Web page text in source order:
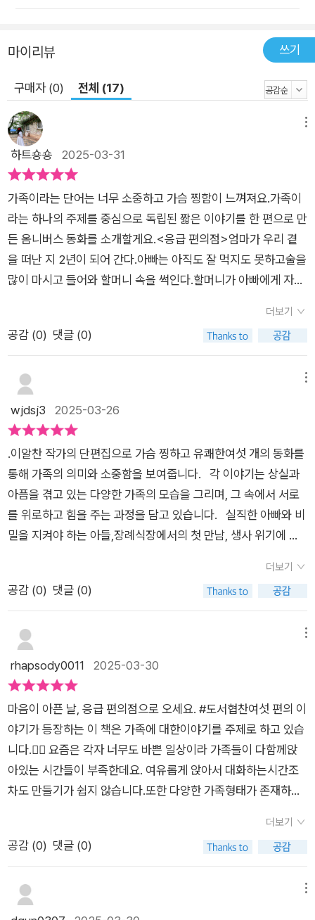
마이리뷰 쓰기
구매자 (0) 전체 (17)
하트숑숑 2025-03-31
가족이라는 단어는 너무 소중하고 가슴 찡함이 느껴져요.가족이
라는 하나의 주제를 중심으로 독립된 짧은 이야기를 한 편으로 만
든 옴니버스 동화를 소개할게요.​​<응급 편의점>엄마가 우리 곁
을 떠난 지 2년이 되어 간다.아빠는 아직도 잘 먹지도 못하고술을
많이 마시고 들어와 할머니 속을 썩인다.할머니가 아빠에게 자꾸
다. 내 걱정해서가 아니였다.현관 밖으로 뛰어 나와 빵집 맞은편
편의점이 눈에 띄었다.‘응급 편의점?’안경다리를 귀에 걸치자 신
다.​아빠가 이제 엄마를 잊으려 한다고 말하자엄마는 다른 사람을
어떻게 두 사람이 있을 수 있지?​연우는 이해할 수 없었지만 현실
다는 걸 알게 되었다.​​<엄마는 충전중>일요일 오후 누워 스마트
폰을 충전하며 게임을 했다.누나도 나도 아빠에게 마트폰을 압수
당했다.엄마가 한 손에는 마늘을, 다른 손에는 칼을 들고 졸고 있
었다.엄마 손에 전기가 흐르는 걸 느꼈다.수업을 마친 뒤 집에 돌
아오니 청소기가 굉음을 내며 작동되고 있고엄마가 졸고 있는데
온몸에서 전류기 느껴졌다. 무슨 일이 일어나고 있는걸까?!​엄마
발가락 사이에 충전기 코드를 꽂았다.엄마도 베터리가 다 되서 자
이잉 지이잉잉.‘엄마는 영원히 방전 같은 건 안 될 줄 알았는데스
마트폰보다 작고 말랑한 엄마손을 꼭 쥐었다.실직한 아빠와 아들
의 비밀작전.아빠의 장례식장애서 동생을 처음 만난 이야기.새끼
잃은 고양이와 딸이 아픈 엄마의따뜻한 우정이야기시.낡은 가게
가 망하길 바라는 손녀의 진짜 마음.​가족을 둘러싸고 펼쳐지는 가
슴 뭉클하고 따뜻한6편의 옴니버스 이야기를 만날 수 있는마음
이 아픈 날, 응급편의점으로 오세요.​가장 잘 알고 있다 생각하면
서도 가장 모르는 사이 가족.늘 함께 하기 때문에 당연하게 생각
하고 소홀할 수 있어요.오늘은 쑥스럽지만 이야기 해보세요.​“사
더보기
공감 (0) 댓글 (0)
wjdsj3 2025-03-26
.이알찬 작가의 단편집으로 가슴 찡하고 유쾌한여섯 개의 동화를
통해 가족의 의미와 소중함을 보여줍니다. 각 이야기는 상실과
아픔을 겪고 있는 다양한 가족의 모습을 그리며, 그 속에서 서로
를 위로하고 힘을 주는 과정을 담고 있습니다. 실직한 아빠와 비
밀을 지켜야 하는 아들,장례식장에서의 첫 만남, 생사 위기에 놓
워하는 연우의 이야기 등은 각기 다른 상실의 아픔을 품고 있습니
다. 이러한 이야기들은 가족이라는 울타리 안에서 상처를 치유
팀목이 되는지를 일깨워 줍니다. 이알찬 작가는 슬픈 이야기를
속에서도 희망을 잃지 않도록 돕습니다. 실감 나는 묘사와 대사
그림은 더욱 생생한 몰입감을 선사합니다. .이 책은 가족의 소중
함과 상처를 치유하는 과정을 통해 깊은 감동을 접해줍니다. 각
이야기를 통해 자신의 가족을 돌아보고, 그 안에서 느끼는 사랑과
아픔을 다시금 생각해보게 됩니다. <응급 편의점>은 가족의 의
미를 고민하고, 서로를 위로하며 힘을 주는 따뜻한 메시지를 전하
작성하였습니다. >#마음이아픈날응급편의점으로오세요 #개암
#가족 #이해 #배려 #존중 #가족이야기 #단편집 #가족의소중함
#희망과위로 #따뜻한이야기 #독서추천 #감동적인이야기
더보기
공감 (0) 댓글 (0)
rhapsody0011 2025-03-30
마음이 아픈 날, 응급 편의점으로 오세요. #도서협찬여섯 편의 이
야기가 등장하는 이 책은 가족에 대한이야기를 주제로 하고 있습
니다.🧏‍♀️ 요즘은 각자 너무도 바쁜 일상이라 가족들이 다함께앉
아있는 시간들이 부족한데요. 여유롭게 앉아서 대화하는시간조
차도 만들기가 쉽지 않습니다.또한 다양한 가족형태가 존재하다
한 가족형태의 이야기를 볼 수 있는 책입니다.여섯 편의 이야기
중 공감가는 한 편의 이야기가 있었는데요. 제목부터가 굉장히..
어쩌면 모든 워킹맘들의이야기이자 엄마의 이야기인 것 같아요.
순간 엄마가 버럭 소리 지르는 장면은 며칠 전 제모습같아 보였어
더보기
공감 (0) 댓글 (0)